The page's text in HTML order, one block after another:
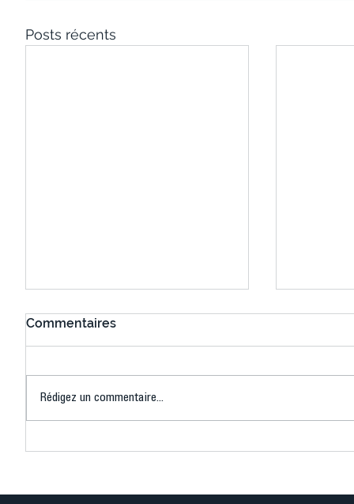
Posts récents
Commentaires
Rédigez un commentaire...